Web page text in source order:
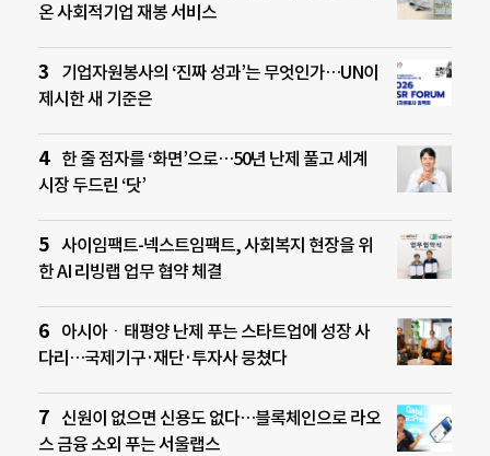
온 사회적기업 재봉 서비스
기업자원봉사의 ‘진짜 성과’는 무엇인가…UN이
제시한 새 기준은
한 줄 점자를 ‘화면’으로…50년 난제 풀고 세계
시장 두드린 ‘닷’
사이임팩트-넥스트임팩트, 사회복지 현장을 위
한 AI 리빙랩 업무 협약 체결
아시아ㆍ태평양 난제 푸는 스타트업에 성장 사
다리…국제기구·재단·투자사 뭉쳤다
신원이 없으면 신용도 없다…블록체인으로 라오
스 금융 소외 푸는 서울랩스